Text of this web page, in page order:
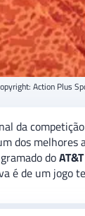
Action Plus
da
dos melhores
do
é de um jogo